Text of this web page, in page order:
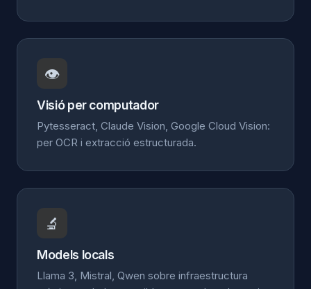
👁️
Visió per computador
Pytesseract, Claude Vision, Google Cloud Vision:
per OCR i extracció estructurada.
🔬
Models locals
Llama 3, Mistral, Qwen sobre infraestructura